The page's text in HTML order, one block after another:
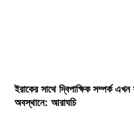
ইরাকের সাথে দ্বিপাক্ষিক সম্পর্ক
অবস্থানে: আরাঘচি